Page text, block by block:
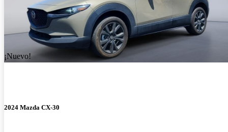
¡Nuevo!
2024 Mazda CX-30